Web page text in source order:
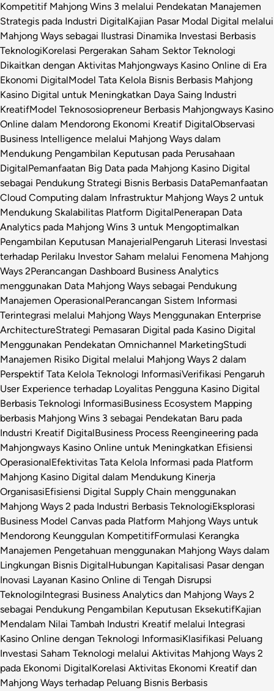
Kompetitif Mahjong Wins 3 melalui Pendekatan Manajemen
Strategis pada Industri DigitalKajian Pasar Modal Digital melalui
Mahjong Ways sebagai Ilustrasi Dinamika Investasi Berbasis
TeknologiKorelasi Pergerakan Saham Sektor Teknologi
Dikaitkan dengan Aktivitas Mahjongways Kasino Online di Era
Ekonomi DigitalModel Tata Kelola Bisnis Berbasis Mahjong
Kasino Digital untuk Meningkatkan Daya Saing Industri
KreatifModel Teknososiopreneur Berbasis Mahjongways Kasino
Online dalam Mendorong Ekonomi Kreatif DigitalObservasi
Business Intelligence melalui Mahjong Ways dalam
Mendukung Pengambilan Keputusan pada Perusahaan
DigitalPemanfaatan Big Data pada Mahjong Kasino Digital
sebagai Pendukung Strategi Bisnis Berbasis DataPemanfaatan
Cloud Computing dalam Infrastruktur Mahjong Ways 2 untuk
Mendukung Skalabilitas Platform DigitalPenerapan Data
Analytics pada Mahjong Wins 3 untuk Mengoptimalkan
Pengambilan Keputusan ManajerialPengaruh Literasi Investasi
terhadap Perilaku Investor Saham melalui Fenomena Mahjong
Ways 2Perancangan Dashboard Business Analytics
menggunakan Data Mahjong Ways sebagai Pendukung
Manajemen OperasionalPerancangan Sistem Informasi
Terintegrasi melalui Mahjong Ways Menggunakan Enterprise
ArchitectureStrategi Pemasaran Digital pada Kasino Digital
Menggunakan Pendekatan Omnichannel MarketingStudi
Manajemen Risiko Digital melalui Mahjong Ways 2 dalam
Perspektif Tata Kelola Teknologi InformasiVerifikasi Pengaruh
User Experience terhadap Loyalitas Pengguna Kasino Digital
Berbasis Teknologi InformasiBusiness Ecosystem Mapping
berbasis Mahjong Wins 3 sebagai Pendekatan Baru pada
Industri Kreatif DigitalBusiness Process Reengineering pada
Mahjongways Kasino Online untuk Meningkatkan Efisiensi
OperasionalEfektivitas Tata Kelola Informasi pada Platform
Mahjong Kasino Digital dalam Mendukung Kinerja
OrganisasiEfisiensi Digital Supply Chain menggunakan
Mahjong Ways 2 pada Industri Berbasis TeknologiEksplorasi
Business Model Canvas pada Platform Mahjong Ways untuk
Mendorong Keunggulan KompetitifFormulasi Kerangka
Manajemen Pengetahuan menggunakan Mahjong Ways dalam
Lingkungan Bisnis DigitalHubungan Kapitalisasi Pasar dengan
Inovasi Layanan Kasino Online di Tengah Disrupsi
TeknologiIntegrasi Business Analytics dan Mahjong Ways 2
sebagai Pendukung Pengambilan Keputusan EksekutifKajian
Mendalam Nilai Tambah Industri Kreatif melalui Integrasi
Kasino Online dengan Teknologi InformasiKlasifikasi Peluang
Investasi Saham Teknologi melalui Aktivitas Mahjong Ways 2
pada Ekonomi DigitalKorelasi Aktivitas Ekonomi Kreatif dan
Mahjong Ways terhadap Peluang Bisnis Berbasis